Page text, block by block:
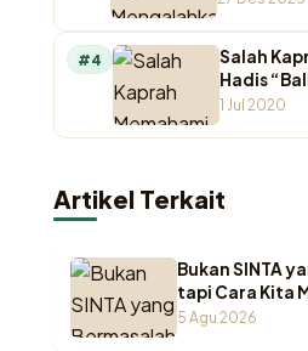
#4
Salah
Hadis
Ayah”
1 Jul 2020
Artikel Terkait
Bukan SINTA
tapi Cara Kita
5 Agu 2026